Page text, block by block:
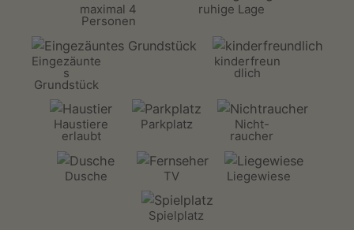
maximal 4
Personen
ruhige Lage
Eingezäunte
s
Grundstück
kinderfreun
dlich
Haustiere
erlaubt
Parkplatz Nicht-
raucher
Dusche TV Liegewiese
Spielplatz